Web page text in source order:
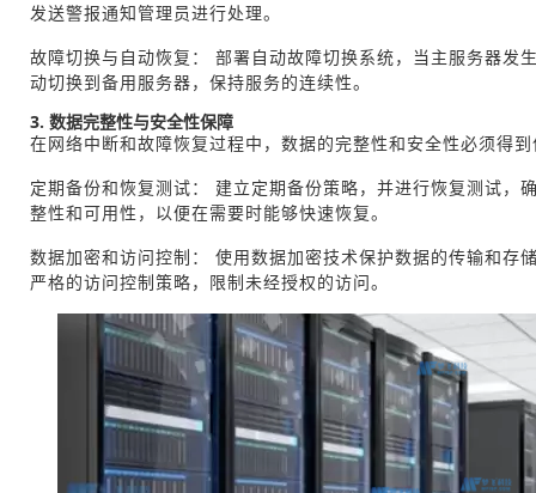
发送警报通知管理员进行处理。
故障切换与自动恢复： 部署自动故障切换系统，当主服务器发
动切换到备用服务器，保持服务的连续性。
3. 数据完整性与安全性保障
在网络中断和故障恢复过程中，数据的完整性和安全性必须得
定期备份和恢复测试： 建立定期备份策略，并进行恢复测试，
整性和可用性，以便在需要时能够快速恢复。
数据加密和访问控制： 使用数据加密技术保护数据的传输和存
严格的访问控制策略，限制未经授权的访问。